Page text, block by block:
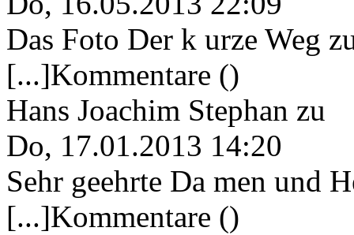
Das Foto Der k urze Weg
[...]Kommentare ()
Hans Joachim Stephan zu
Do, 17.01.2013 14:20
Sehr geehrte Da men und
[...]Kommentare ()